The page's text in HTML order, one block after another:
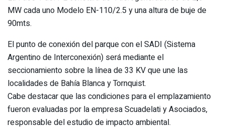
MW cada uno Modelo EN-110/2.5 y una altura de buje de
90mts.
El punto de conexión del parque con el SADI (Sistema
Argentino de Interconexión) será mediante el
seccionamiento sobre la línea de 33 KV que une las
localidades de Bahía Blanca y Tornquist.
Cabe destacar que las condiciones para el emplazamiento
fueron evaluadas por la empresa Scuadelati y Asociados,
responsable del estudio de impacto ambiental.